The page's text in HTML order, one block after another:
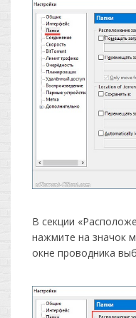
В секции
нажмите на значок
окне проводника